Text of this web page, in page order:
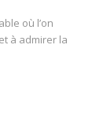
où l’on
à admirer la